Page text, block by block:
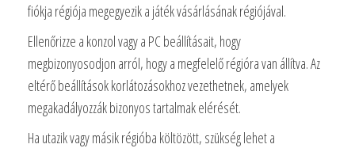
fiókja régiója megegyezik a játék vásárlásának régiójával.
Ellenőrizze a konzol vagy a PC beállításait, hogy
megbizonyosodjon arról, hogy a megfelelő régióra van állítva. Az
eltérő beállítások korlátozásokhoz vezethetnek, amelyek
megakadályozzák bizonyos tartalmak elérését.
Ha utazik vagy másik régióba költözött, szükség lehet a